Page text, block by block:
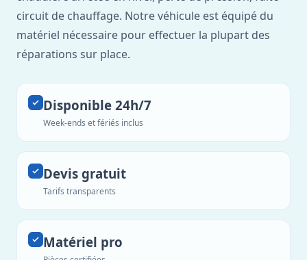
circuit de chauffage. Notre véhicule est équipé du
matériel nécessaire pour effectuer la plupart des
réparations sur place.
Disponible 24h/7
Week-ends et fériés inclus
Devis gratuit
Tarifs transparents
Matériel pro